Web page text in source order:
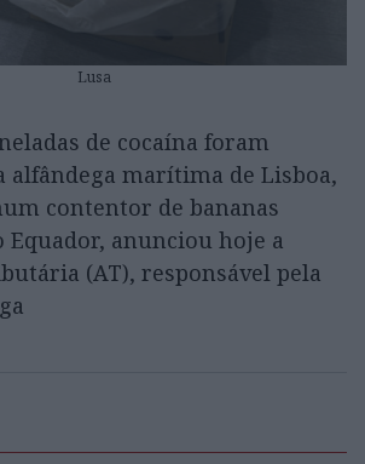
Lusa
de cocaína foram
alfândega marítima de Lisboa,
contentor de bananas
anunciou hoje a
(AT), responsável pela